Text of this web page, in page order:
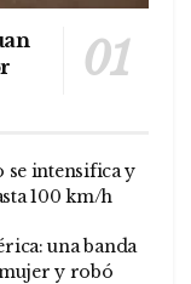
se intensifica y
100 km/h
una banda
y robó